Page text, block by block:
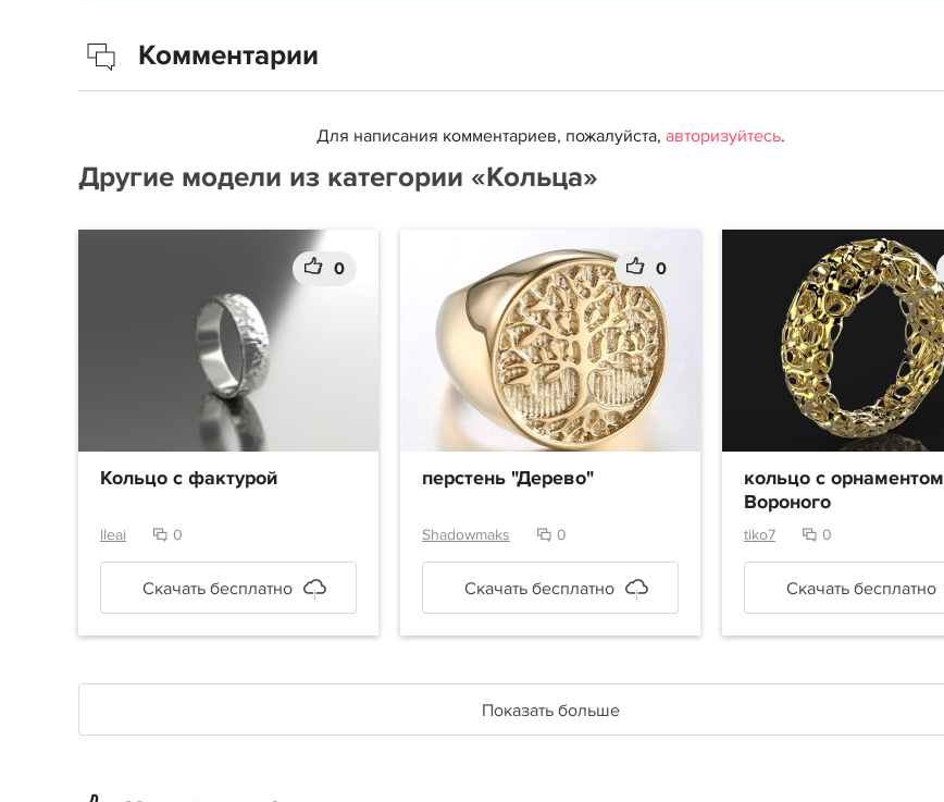
Комментарии
Для написания комментариев, пожалуйста, авторизуйтесь.
Другие модели из категории «Кольца»
0
Кольцо с фактурой
lleai 0
Скачать бесплатно
0
перстень "Дерево"
Shadowmaks 0
Скачать бесплатно
кольцо с орнаментом
Вороного
tiko7 0
Скачать бесплатно
Показать больше